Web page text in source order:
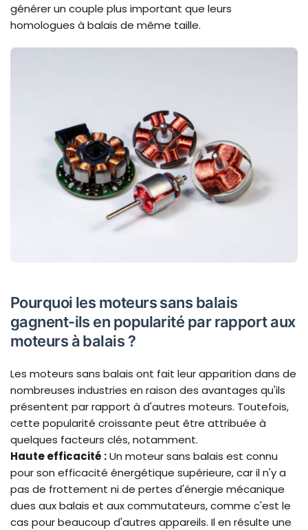
générer un couple plus important que leurs
homologues à balais de même taille.
Pourquoi les moteurs sans balais
gagnent-ils en popularité par rapport aux
moteurs à balais ?
Les moteurs sans balais ont fait leur apparition dans de
nombreuses industries en raison des avantages qu'ils
présentent par rapport à d'autres moteurs. Toutefois,
cette popularité croissante peut être attribuée à
quelques facteurs clés, notamment.
Haute efficacité :Un moteur sans balais est connu
pour son efficacité énergétique supérieure, car il n'y a
pas de frottement ni de pertes d'énergie mécanique
dues aux balais et aux commutateurs, comme c'est le
cas pour beaucoup d'autres appareils. Il en résulte une